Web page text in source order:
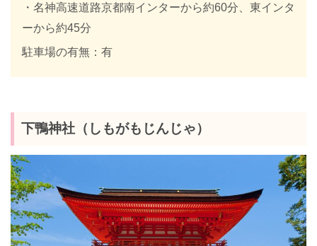
・名神高速道路京都南インターから約60分、東インタ
ーから約45分
駐車場の有無：有
下鴨神社（しもがもじんじゃ）